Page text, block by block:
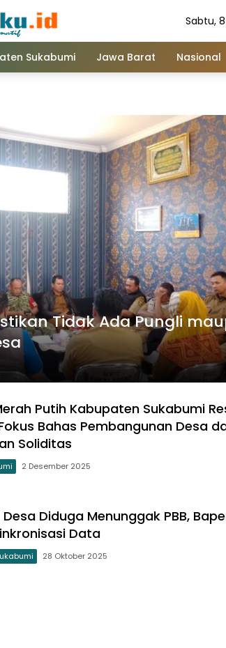
Sabtu,
Sukabumi Jawa Barat Nasional
Tidak Ada Pungli
Putih Kabupaten Sukabumi
Bahas Pembangunan Desa
Soliditas
2 Desember 2025
Diduga Menunggak PBB,
Data
28 Oktober 2025